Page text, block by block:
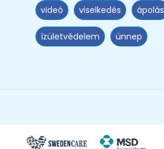
videó viselkedés ápolás
ízületvédelem ünnep